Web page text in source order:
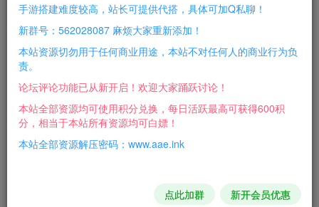
游戏介绍：
雾锁王国(Enshrouded)融合了生存、制作以及动作
RPG战斗，游戏背景设定在了一个基于体素构筑的辽阔大
陆。
无论是攀登山脉还是跨越沙漠，你将可以在这个开放世
界中自由选择前进的方向并塑造自己的命运。
手游搭建难度较高，站长可提供代搭，具体可加Q私聊！
新群号：562028087 麻烦大家重新添加！
本站资源切勿用于任何商业用途，本站不对任何人的商业行为负
责。
论坛评论功能已从新开启！欢迎大家踊跃讨论！
本站全部资源均可使用积分兑换，每日活跃最高可获得600积
分，相当于本站所有资源均可白嫖！
本站全部资源解压密码：www.aae.ink
点此加群 新开会员优惠